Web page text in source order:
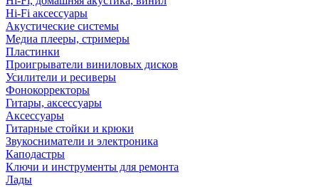
Hi-Fi аксессуары
Акустические системы
Медиа плееры, стримеры
Пластинки
Проигрыватели виниловых дисков
Усилители и ресиверы
Фонокорректоры
Гитары, аксессуары
Аксессуары
Гитарные стойки и крюки
Звукосниматели и электроника
Каподастры
Ключи и инструменты для ремонта
Лады